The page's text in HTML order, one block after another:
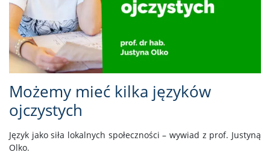
Możemy mieć kilka języków
ojczystych
Język jako siła lokalnych społeczności – wywiad z prof. Justyną
Olko.